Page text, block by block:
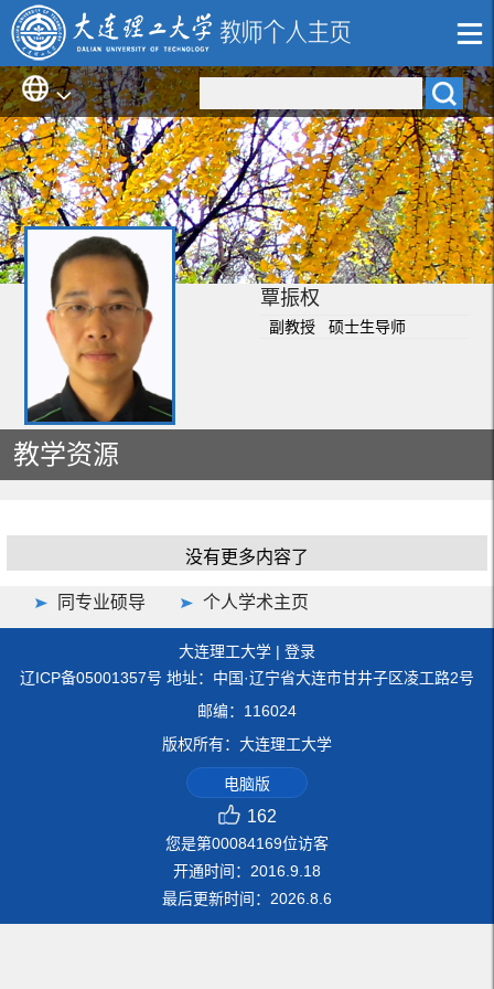
覃振权
副教授 硕士生导师
教学资源
没有更多内容了
同专业硕导 个人学术主页
大连理工大学 | 登录
辽ICP备05001357号 地址：中国·辽宁省大连市甘井子区凌工路2号
邮编：116024
版权所有：大连理工大学
电脑版
162
您是第00084169位访客
开通时间： 2016.9.18
最后更新时间： 2026.8.6